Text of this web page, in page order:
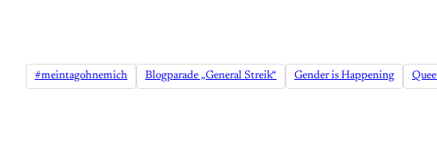
#meintagohnemich Blogparade „General Streik“ Gender is Happening